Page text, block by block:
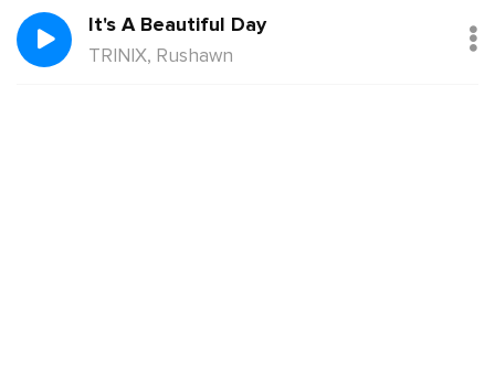
It's A Beautiful Day
TRINIX, Rushawn